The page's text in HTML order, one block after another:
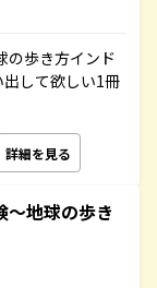
の歩き方インド
して欲しい1冊
詳細を見る
～地球の歩き